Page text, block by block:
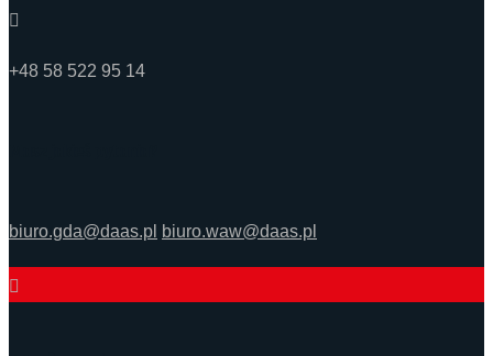
+48 58 522 95 14
biuro.gda@daas.pl biuro.waw@daas.pl